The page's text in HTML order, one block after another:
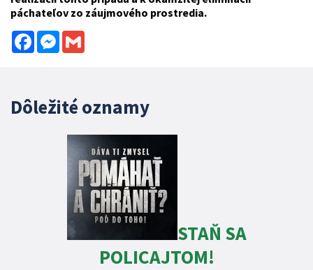
páchateľov zo záujmového prostredia.
FacebookMessenger
Dôležité oznamy
STAŇ SA
POLICAJTOM!